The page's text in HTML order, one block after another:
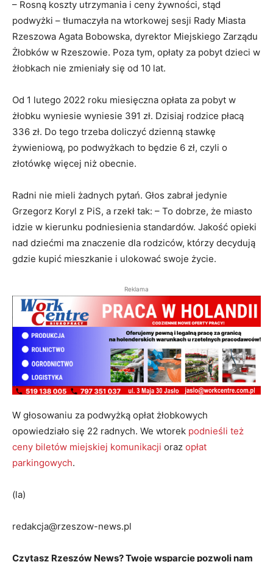
– Rosną koszty utrzymania i ceny żywności, stąd
podwyżki – tłumaczyła na wtorkowej sesji Rady Miasta
Rzeszowa Agata Bobowska, dyrektor Miejskiego Zarządu
Żłobków w Rzeszowie. Poza tym, opłaty za pobyt dzieci w
żłobkach nie zmieniały się od 10 lat.
Od 1 lutego 2022 roku miesięczna opłata za pobyt w
żłobku wyniesie wyniesie 391 zł. Dzisiaj rodzice płacą
336 zł. Do tego trzeba doliczyć dzienną stawkę
żywieniową, po podwyżkach to będzie 6 zł, czyli o
złotówkę więcej niż obecnie.
Radni nie mieli żadnych pytań. Głos zabrał jedynie
Grzegorz Koryl z PiS, a rzekł tak: – To dobrze, że miasto
idzie w kierunku podniesienia standardów. Jakość opieki
nad dziećmi ma znaczenie dla rodziców, którzy decydują
gdzie kupić mieszkanie i ulokować swoje życie.
Reklama
W głosowaniu za podwyżką opłat żłobkowych
opowiedziało się 22 radnych. We wtorek podnieśli też
ceny biletów miejskiej komunikacji oraz opłat
parkingowych.
(la)
redakcja@rzeszow-news.pl
Czytasz Rzeszów News? Twoje wsparcie pozwoli nam